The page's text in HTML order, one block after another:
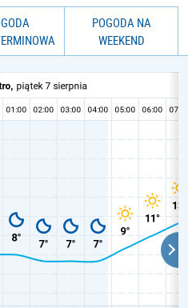
POGODA NA
WEEKEND